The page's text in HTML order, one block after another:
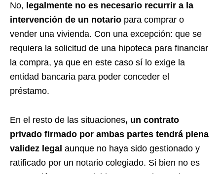
No, legalmente no es necesario recurrir a la
intervención de un notario para comprar o
vender una vivienda. Con una excepción: que se
requiera la solicitud de una hipoteca para financiar
la compra, ya que en este caso sí lo exige la
entidad bancaria para poder conceder el
préstamo.
En el resto de las situaciones, un contrato
privado firmado por ambas partes tendrá plena
validez legal aunque no haya sido gestionado y
ratificado por un notario colegiado. Si bien no es